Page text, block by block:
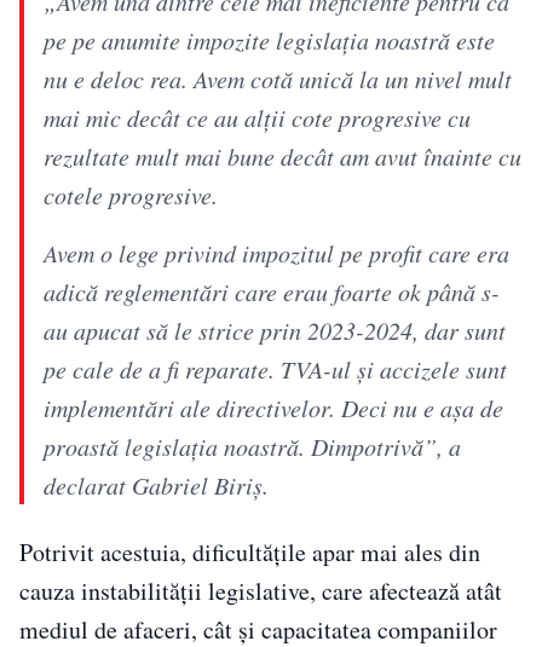
pe pe anumite impozite legislația noastră este
nu e deloc rea. Avem cotă unică la un nivel mult
mai mic decât ce au alții cote progresive cu
rezultate mult mai bune decât am avut înainte cu
cotele progresive.
Avem o lege privind impozitul pe profit care era
adică reglementări care erau foarte ok până s-
au apucat să le strice prin 2023-2024, dar sunt
pe cale de a fi reparate. TVA-ul și accizele sunt
implementări ale directivelor. Deci nu e așa de
proastă legislația noastră. Dimpotrivă”, a
declarat Gabriel Biriș.
Potrivit acestuia, dificultățile apar mai ales din
cauza instabilității legislative, care afectează atât
mediul de afaceri, cât și capacitatea companiilor